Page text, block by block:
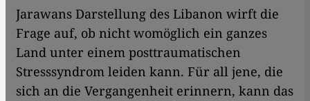
Jarawans Darstellung des Libanon wirft die
Frage auf, ob nicht womöglich ein ganzes
Land unter einem posttraumatischen
Stresssyndrom leiden kann. Für all jene, die
sich an die Vergangenheit erinnern, kann das